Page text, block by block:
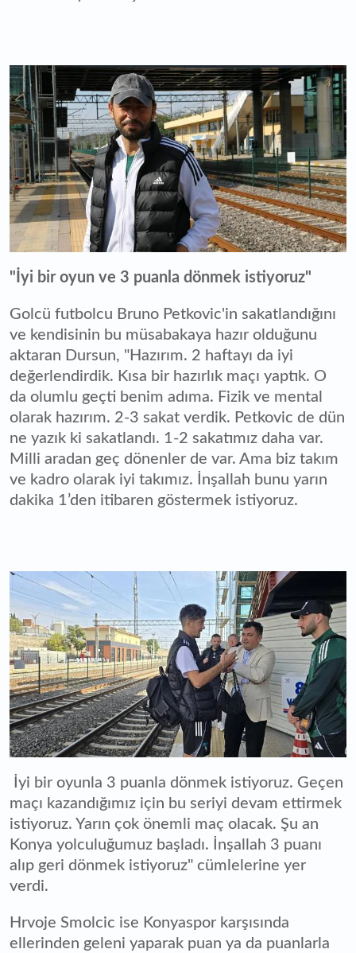
"İyi bir oyun ve 3 puanla dönmek istiyoruz"
Golcü futbolcu Bruno Petkovic'in sakatlandığını
ve kendisinin bu müsabakaya hazır olduğunu
aktaran Dursun, "Hazırım. 2 haftayı da iyi
değerlendirdik. Kısa bir hazırlık maçı yaptık. O
da olumlu geçti benim adıma. Fizik ve mental
olarak hazırım. 2-3 sakat verdik. Petkovic de dün
ne yazık ki sakatlandı. 1-2 sakatımız daha var.
Milli aradan geç dönenler de var. Ama biz takım
ve kadro olarak iyi takımız. İnşallah bunu yarın
dakika 1’den itibaren göstermek istiyoruz.
İyi bir oyunla 3 puanla dönmek istiyoruz. Geçen
maçı kazandığımız için bu seriyi devam ettirmek
istiyoruz. Yarın çok önemli maç olacak. Şu an
Konya yolculuğumuz başladı. İnşallah 3 puanı
alıp geri dönmek istiyoruz" cümlelerine yer
verdi.
Hrvoje Smolcic ise Konyaspor karşısında
ellerinden geleni yaparak puan ya da puanlarla